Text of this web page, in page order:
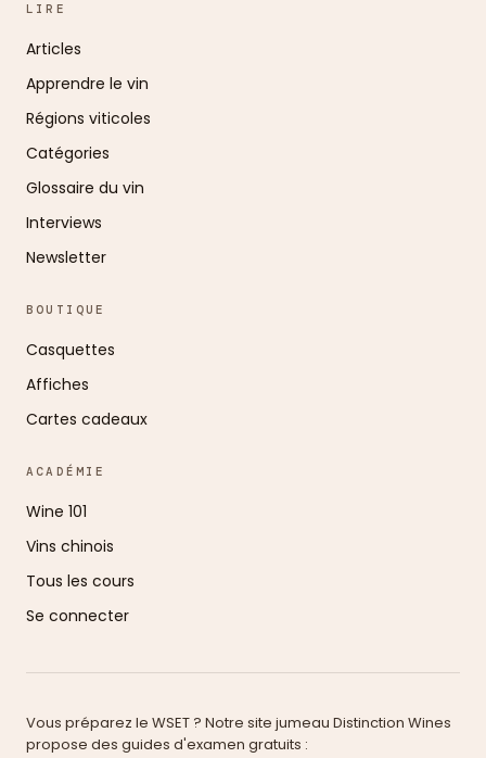
LIRE
Articles
Apprendre le vin
Régions viticoles
Catégories
Glossaire du vin
Interviews
Newsletter
BOUTIQUE
Casquettes
Affiches
Cartes cadeaux
ACADÉMIE
Wine 101
Vins chinois
Tous les cours
Se connecter
Vous préparez le WSET ? Notre site jumeau Distinction Wines
propose des guides d'examen gratuits :